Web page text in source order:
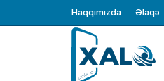
Haqqımızda Əlaqə
XALQ.ONLINE
ONLAYN PLATFORMA